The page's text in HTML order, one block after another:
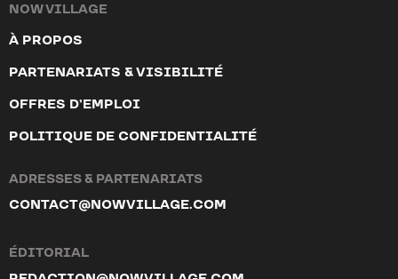
NOW VILLAGE
À PROPOS
PARTENARIATS & VISIBILITÉ
OFFRES D’EMPLOI
POLITIQUE DE CONFIDENTIALITÉ
ADRESSES & PARTENARIATS
CONTACT@NOWVILLAGE.COM
ÉDITORIAL